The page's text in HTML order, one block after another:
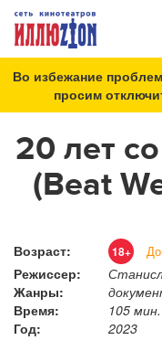
Во избежание
просим
20 лет
(Beat
Возраст: 18+
Режиссер:
Жанры:
Время:
105 мин.
Год:
2023